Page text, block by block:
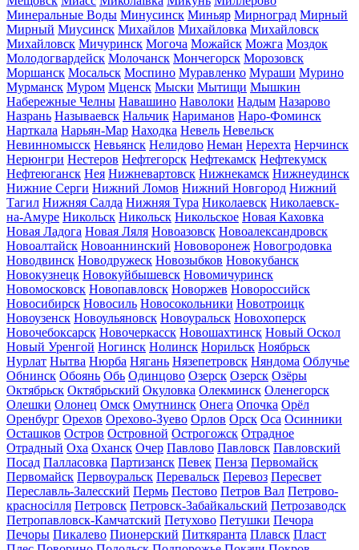
Минеральные Воды Минусинск Миньяр Мирноград Мирный
Мирный Миусинск Михайлов Михайловка Михайловск
Михайловск Мичуринск Могоча Можайск Можга Моздок
Молодогвардейск Молочанск Мончегорск Морозовск
Моршанск Мосальск Моспино Муравленко Мураши Мурино
Мурманск Муром Мценск Мыски Мытищи Мышкин
Набережные Челны Навашино Наволоки Надым Назарово
Назрань Называевск Нальчик Нариманов Наро-Фоминск
Нарткала Нарьян-Мар Находка Невель Невельск
Невинномысск Невьянск Нелидово Неман Нерехта Нерчинск
Нерюнгри Нестеров Нефтегорск Нефтекамск Нефтекумск
Нефтеюганск Нея Нижневартовск Нижнекамск Нижнеудинск
Нижние Серги Нижний Ломов Нижний Новгород Нижний
Тагил Нижняя Салда Нижняя Тура Николаевск Николаевск-
на-Амуре Никольск Никольск Никольское Новая Каховка
Новая Ладога Новая Ляля Новоазовск Новоалександровск
Новоалтайск Новоаннинский Нововоронеж Новогродовка
Новодвинск Новодружеск Новозыбков Новокубанск
Новокузнецк Новокуйбышевск Новомичуринск
Новомосковск Новопавловск Новоржев Новороссийск
Новосибирск Новосиль Новосокольники Новотроицк
Новоузенск Новоульяновск Новоуральск Новохоперск
Новочебоксарск Новочеркасск Новошахтинск Новый Оскол
Новый Уренгой Ногинск Нолинск Норильск Ноябрьск
Нурлат Нытва Нюрба Нягань Нязепетровск Няндома Облучье
Обнинск Обоянь Обь Одинцово Озерск Озерск Озёры
Октябрьск Октябрьский Окуловка Олекминск Оленегорск
Олешки Олонец Омск Омутнинск Онега Опочка Орёл
Оренбург Орехов Орехово-Зуево Орлов Орск Оса Осинники
Осташков Остров Островной Острогожск Отрадное
Отрадный Оха Оханск Очер Павлово Павловск Павловский
Посад Палласовка Партизанск Певек Пенза Первомайск
Первомайск Первоуральск Перевальск Перевоз Пересвет
Переславль-Залесский Пермь Пестово Петров Вал Петрово-
красносілля Петровск Петровск-Забайкальский Петрозаводск
Петропавловск-Камчатский Петухово Петушки Печора
Печоры Пикалево Пионерский Питкяранта Плавск Пласт